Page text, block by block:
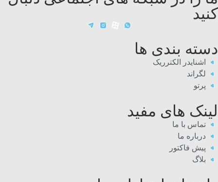
کنید
دسته بندی ها
اشنایدر الکترریک
لگراند
پرتو
لینک های مفید
تماس با ما
درباره ما
پیش فاکتور
بلاگ